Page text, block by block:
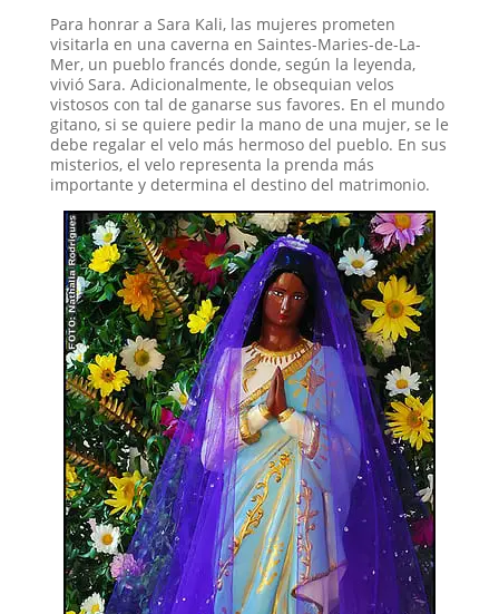
Para honrar a Sara Kali, las mujeres prometen
visitarla en una caverna en Saintes-Maries-de-La-
Mer, un pueblo francés donde, según la leyenda,
vivió Sara. Adicionalmente, le obsequian velos
vistosos con tal de ganarse sus favores. En el mundo
gitano, si se quiere pedir la mano de una mujer, se le
debe regalar el velo más hermoso del pueblo. En sus
misterios, el velo representa la prenda más
importante y determina el destino del matrimonio.